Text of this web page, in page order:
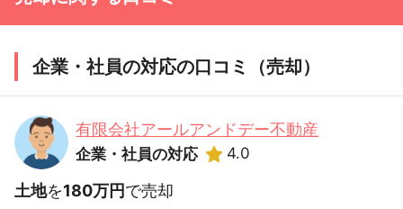
企業・社員の対応の口コミ（売却）
有限会社アールアンドデー不動産
企業・社員の対応 4.0
土地を180万円で売却